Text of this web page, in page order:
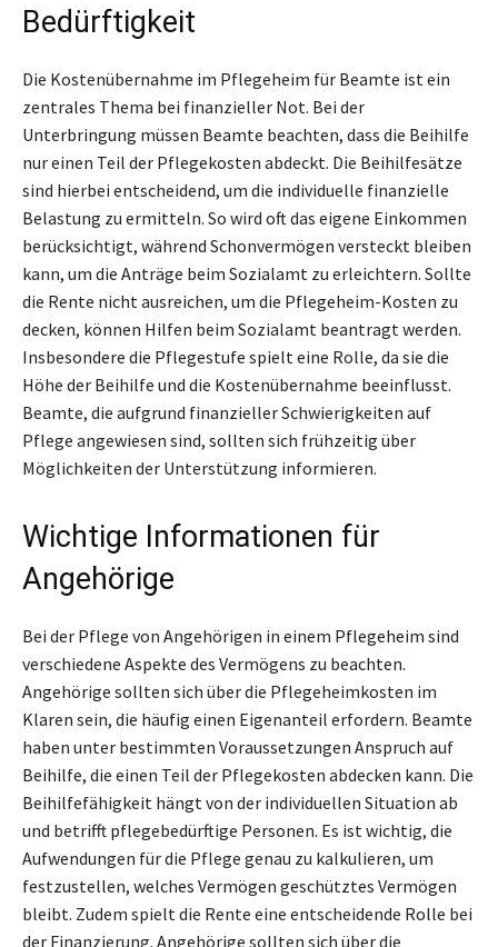
Bedürftigkeit
Die Kostenübernahme im Pflegeheim für Beamte ist ein
zentrales Thema bei finanzieller Not. Bei der
Unterbringung müssen Beamte beachten, dass die Beihilfe
nur einen Teil der Pflegekosten abdeckt. Die Beihilfesätze
sind hierbei entscheidend, um die individuelle finanzielle
Belastung zu ermitteln. So wird oft das eigene Einkommen
berücksichtigt, während Schonvermögen versteckt bleiben
kann, um die Anträge beim Sozialamt zu erleichtern. Sollte
die Rente nicht ausreichen, um die Pflegeheim-Kosten zu
decken, können Hilfen beim Sozialamt beantragt werden.
Insbesondere die Pflegestufe spielt eine Rolle, da sie die
Höhe der Beihilfe und die Kostenübernahme beeinflusst.
Beamte, die aufgrund finanzieller Schwierigkeiten auf
Pflege angewiesen sind, sollten sich frühzeitig über
Möglichkeiten der Unterstützung informieren.
Wichtige Informationen für
Angehörige
Bei der Pflege von Angehörigen in einem Pflegeheim sind
verschiedene Aspekte des Vermögens zu beachten.
Angehörige sollten sich über die Pflegeheimkosten im
Klaren sein, die häufig einen Eigenanteil erfordern. Beamte
haben unter bestimmten Voraussetzungen Anspruch auf
Beihilfe, die einen Teil der Pflegekosten abdecken kann. Die
Beihilfefähigkeit hängt von der individuellen Situation ab
und betrifft pflegebedürftige Personen. Es ist wichtig, die
Aufwendungen für die Pflege genau zu kalkulieren, um
festzustellen, welches Vermögen geschütztes Vermögen
bleibt. Zudem spielt die Rente eine entscheidende Rolle bei
der Finanzierung. Angehörige sollten sich über die